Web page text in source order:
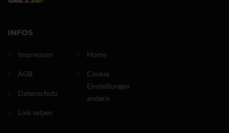
INFOS
Impressum
AGB
Datenschutz
Link setzen
Home
Cookie
Einstellungen
ändern